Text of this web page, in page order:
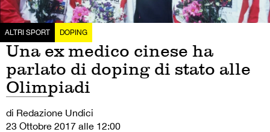
ALTRI SPORT DOPING
Una ex medico cinese ha
parlato di doping di stato alle
Olimpiadi
di Redazione Undici
23 Ottobre 2017 alle 12:00